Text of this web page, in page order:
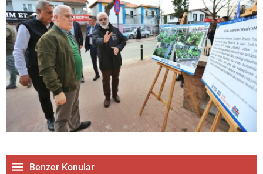
Benzer Konular